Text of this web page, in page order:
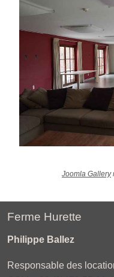
Joomla Gallery
Ferme Hurette
Philippe Ballez
Responsable des